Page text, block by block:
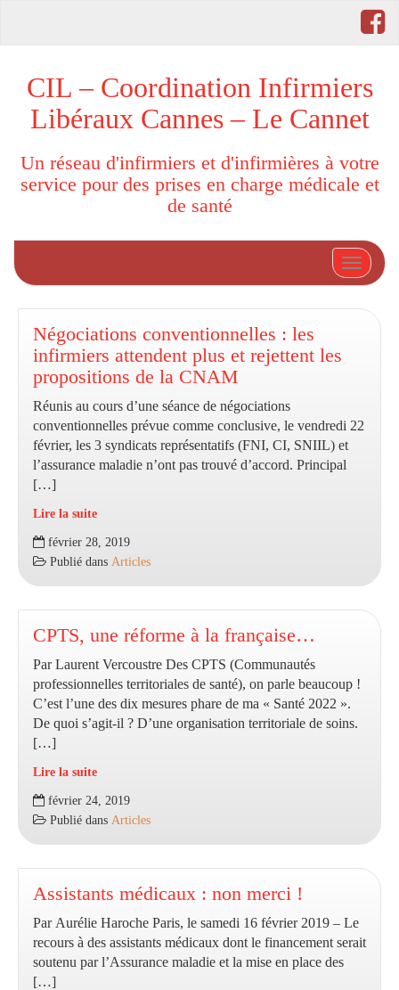
CIL – Coordination Infirmiers
Libéraux Cannes – Le Cannet
Un réseau d'infirmiers et d'infirmières à votre
service pour des prises en charge médicale et
de santé
Négociations conventionnelles : les
infirmiers attendent plus et rejettent les
propositions de la CNAM
Réunis au cours d’une séance de négociations
conventionnelles prévue comme conclusive, le vendredi 22
février, les 3 syndicats représentatifs (FNI, CI, SNIIL) et
l’assurance maladie n’ont pas trouvé d’accord. Principal
[…]
Lire la suite
conventionnelles
:
les
infirmiers
attendent
et
rejettent
les
propositions
de
la
février 28, 2019
Publié dans Articles
CPTS, une réforme à la française…
Par Laurent Vercoustre Des CPTS (Communautés
professionnelles territoriales de santé), on parle beaucoup !
C’est l’une des dix mesures phare de ma « Santé 2022 ».
De quoi s’agit-il ? D’une organisation territoriale de soins.
[…]
Lire la suite
une
réforme
à
la
française…
février 24, 2019
Publié dans Articles
Assistants médicaux : non merci !
Par Aurélie Haroche Paris, le samedi 16 février 2019 – Le
recours à des assistants médicaux dont le financement serait
soutenu par l’Assurance maladie et la mise en place des
[…]